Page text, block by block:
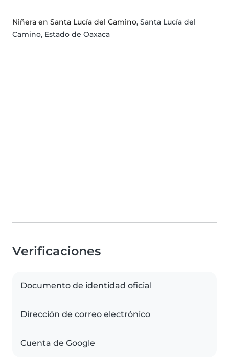
Niñera en Santa Lucía del Camino, Santa Lucía del
Camino, Estado de Oaxaca
Verificaciones
Documento de identidad oficial
Dirección de correo electrónico
Cuenta de Google